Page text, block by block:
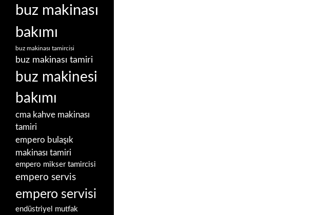
buz makinası
bakımı
buz makinası tamircisi
buz makinası tamiri
buz makinesi
bakımı
cma kahve makinası
tamiri
empero bulaşık
makinası tamiri
empero mikser tamircisi
empero servis
empero servisi
endüstriyel mutfak